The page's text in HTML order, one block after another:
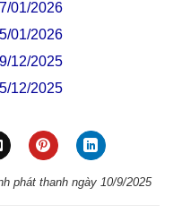
01/2026
01/2026
12/2025
12/2025
phát thanh ngày 10/9/2025